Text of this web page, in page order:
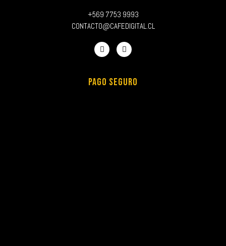
+569 7753 9993
CONTACTO@CAFEDIGITAL.CL
PAGO SEGURO